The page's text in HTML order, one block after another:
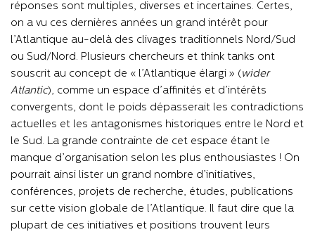
réponses sont multiples, diverses et incertaines. Certes,
on a vu ces dernières années un grand intérêt pour
l’Atlantique au-delà des clivages traditionnels Nord/Sud
ou Sud/Nord. Plusieurs chercheurs et think tanks ont
souscrit au concept de « l’Atlantique élargi » (wider
Atlantic), comme un espace d’affinités et d’intérêts
convergents, dont le poids dépasserait les contradictions
actuelles et les antagonismes historiques entre le Nord et
le Sud. La grande contrainte de cet espace étant le
manque d’organisation selon les plus enthousiastes ! On
pourrait ainsi lister un grand nombre d’initiatives,
conférences, projets de recherche, études, publications
sur cette vision globale de l’Atlantique. Il faut dire que la
plupart de ces initiatives et positions trouvent leurs